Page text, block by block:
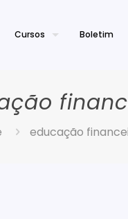
Cursos Boletim
educação